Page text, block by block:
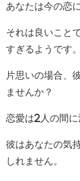
あなたは今の恋
それは良いこと
すぎるようです。
片思いの場合、
ませんか？
恋愛は2人の間に
彼はあなたの気
しれません。